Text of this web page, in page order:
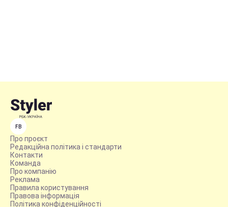
FB
Про проєкт
Редакційна політика і стандарти
Контакти
Команда
Про компанію
Реклама
Правила користування
Правова інформація
Політика конфіденційності